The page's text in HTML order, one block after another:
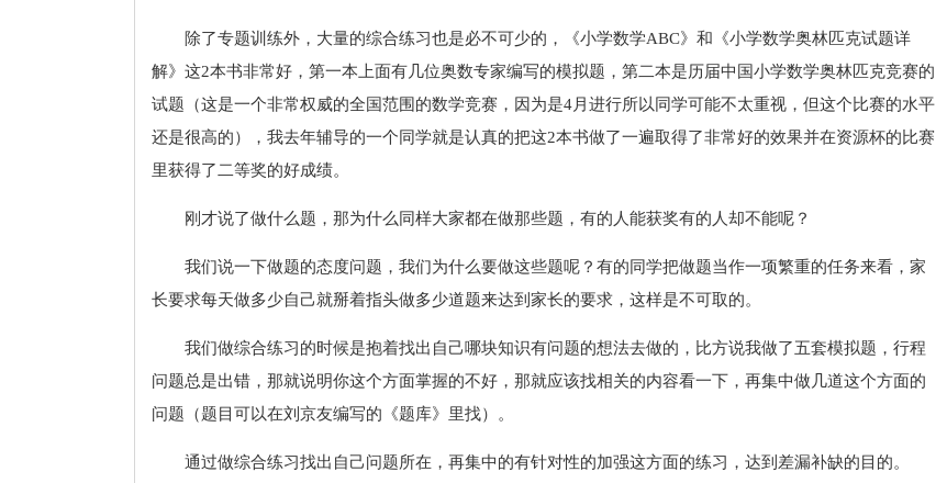
除了专题训练外，大量的综合练习也是必不可少的，《小学数学ABC》和《小学数学奥林匹克试题详
解》这2本书非常好，第一本上面有几位奥数专家编写的模拟题，第二本是历届中国小学数学奥林匹克竞赛的
试题（这是一个非常权威的全国范围的数学竞赛，因为是4月进行所以同学可能不太重视，但这个比赛的水平
还是很高的），我去年辅导的一个同学就是认真的把这2本书做了一遍取得了非常好的效果并在资源杯的比赛
里获得了二等奖的好成绩。
刚才说了做什么题，那为什么同样大家都在做那些题，有的人能获奖有的人却不能呢？
我们说一下做题的态度问题，我们为什么要做这些题呢？有的同学把做题当作一项繁重的任务来看，家
长要求每天做多少自己就掰着指头做多少道题来达到家长的要求，这样是不可取的。
我们做综合练习的时候是抱着找出自己哪块知识有问题的想法去做的，比方说我做了五套模拟题，行程
问题总是出错，那就说明你这个方面掌握的不好，那就应该找相关的内容看一下，再集中做几道这个方面的
问题（题目可以在刘京友编写的《题库》里找）。
通过做综合练习找出自己问题所在，再集中的有针对性的加强这方面的练习，达到差漏补缺的目的。